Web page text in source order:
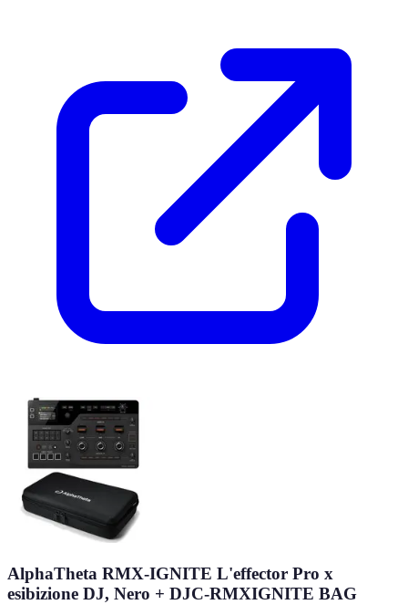
AlphaTheta RMX-IGNITE L'effector Pro x
esibizione DJ, Nero + DJC-RMXIGNITE BAG